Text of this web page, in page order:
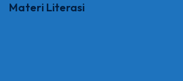
Materi Literasi